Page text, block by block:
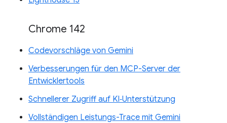
Chrome 142
Codevorschläge von Gemini
Verbesserungen für den MCP-Server der
Entwicklertools
Schnellerer Zugriff auf KI‑Unterstützung
Vollständigen Leistungs-Trace mit Gemini